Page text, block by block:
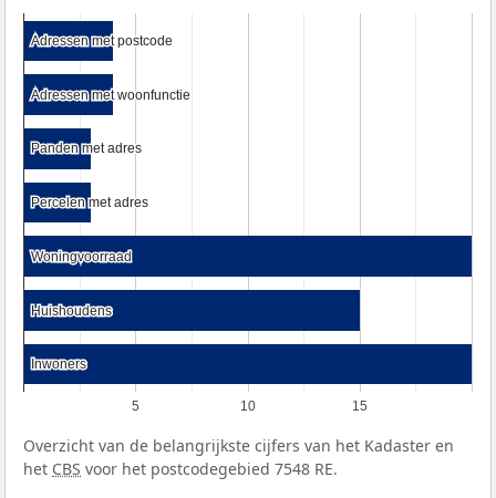
5 10 15
Adressen met postcode
Adressen met postcode
Adressen met woonfunctie
Adressen met woonfunctie
Panden met adres
Panden met adres
Percelen met adres
Percelen met adres
Woningvoorraad
Woningvoorraad
Huishoudens
Huishoudens
Inwoners
Inwoners
Overzicht van de belangrijkste cijfers van het Kadaster en
het CBS voor het postcodegebied 7548 RE.